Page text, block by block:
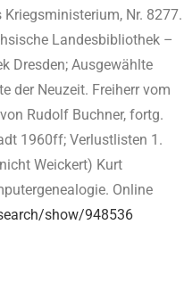
Nr. 8277.
Landesbibliothek –
Dresden; Ausgewählte
der Neuzeit. Freiherr vom
Rudolf Buchner, fortg.
1960ff; Verlustlisten 1.
Weickert) Kurt
Online
show/948536